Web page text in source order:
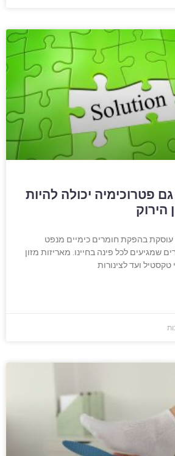
פטרוכימיה יכולה להיות
הירוק
עוסקת בהפקת חומרים כימיים מנפט
שמגיעים לכל פינה בחיינו. מאריזות מזון
ועד לצינורות